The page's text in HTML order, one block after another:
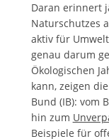
Daran erinnert
Naturschutzes
aktiv für
genau darum
Ökologischen
kann, zeigen
Bund (IB): vom
hin zum
Beispiele für